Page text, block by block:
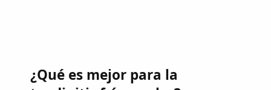
¿Qué es mejor para la